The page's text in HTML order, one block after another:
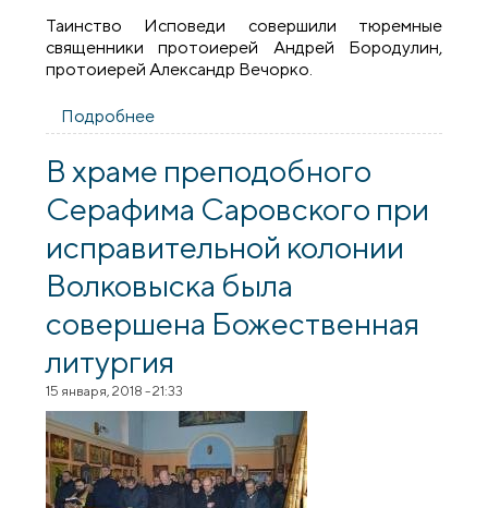
Таинство Исповеди совершили тюремные
священники протоиерей Андрей Бородулин,
протоиерей Александр Вечорко.
Подробнее
Саровского при ИК-11 г. Волковыска
совершена Божественная литургия
В храме преподобного
Серафима Саровского при
исправительной колонии
Волковыска была
совершена Божественная
литургия
15 января, 2018 - 21:33